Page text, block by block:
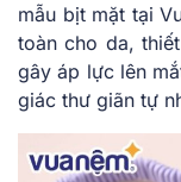
mẫu bịt mặt tại
toàn cho da,
gây áp lực lên
giác thư giãn tự